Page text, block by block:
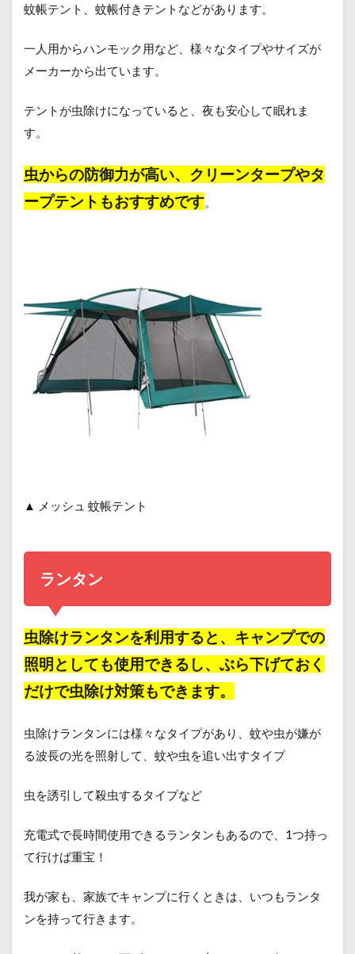
蚊帳テント、蚊帳付きテントなどがあります。
一人用からハンモック用など、様々なタイプやサイズが
メーカーから出ています。
テントが虫除けになっていると、夜も安心して眠れま
す。
虫からの防御力が高い、クリーンタープやタ
ープテントもおすすめです。
▲ メッシュ 蚊帳テント
ランタン
虫除けランタンを利用すると、キャンプでの
照明としても使用できるし、ぶら下げておく
だけで虫除け対策もできます。
虫除けランタンには様々なタイプがあり、蚊や虫が嫌が
る波長の光を照射して、蚊や虫を追い出すタイプ
虫を誘引して殺虫するタイプなど
充電式で長時間使用できるランタンもあるので、1つ持っ
て行けば重宝！
我が家も、家族でキャンプに行くときは、いつもランタ
ンを持って行きます。